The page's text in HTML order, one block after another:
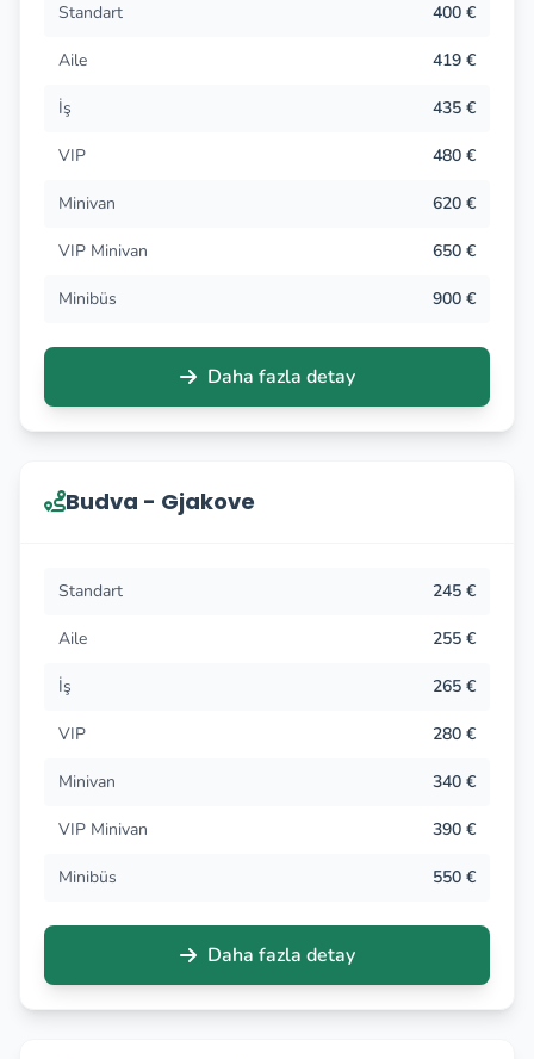
Standart 400 €
Aile 419 €
İş 435 €
VIP 480 €
Minivan 620 €
VIP Minivan 650 €
Minibüs 900 €
Daha fazla detay
Budva - Gjakove
Standart 245 €
Aile 255 €
İş 265 €
VIP 280 €
Minivan 340 €
VIP Minivan 390 €
Minibüs 550 €
Daha fazla detay